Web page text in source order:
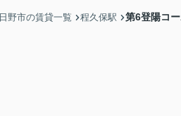
日野市の賃貸一覧 程久保駅 第6登陽コ